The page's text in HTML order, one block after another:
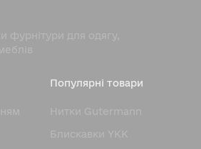
фурнітури для одягу,
Популярні товари
Нитки Gutermann
Блискавки YKK